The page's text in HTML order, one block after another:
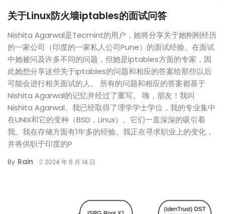
关于Linux防火墙iptables的面试问答
Nishita Agarwal是Tecmint的用户，她将分享关于她刚刚经历
的一家公司（印度的一家私人公司Pune）的面试经验。在面试
中她被问及许多不同的问题，但她是iptables方面的专家，因
此她想分享这些关于iptables的问题和相应的答案给那些以后
可能会进行相关面试的人。 所有的问题和相应的答案都基于
Nishita Agarwal的记忆并经过了重写。 嗨，朋友！我叫
Nishita Agarwal。我已经取得了理学学士学位，我的专业集中
在UNIX和它的变种（BSD，Linux）。它们一直深深的吸引着
我。我在存储方面有1年多的经验。我正在寻求职业上的变化，
并将供职于印度的P
By Rain 2024 年 6 月 14 日